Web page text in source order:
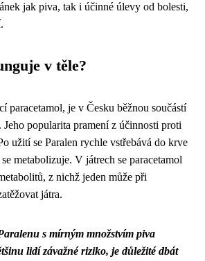
jak piva, tak i účinné úlevy od bolesti,
v těle?
paracetamol, je v Česku běžnou součástí
popularita pramení z účinnosti proti
užití se Paralen rychle vstřebává do krve
metabolizuje. V játrech se paracetamol
z nichž jeden může při
játra.
s mírným množstvím piva
lidí závažné riziko, je důležité dbát